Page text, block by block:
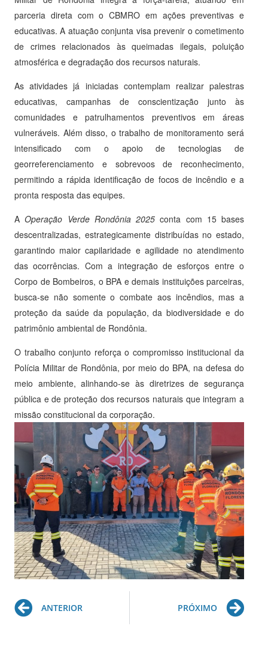
parceria direta com o CBMRO em ações preventivas e
educativas. A atuação conjunta visa prevenir o cometimento
de crimes relacionados às queimadas ilegais, poluição
atmosférica e degradação dos recursos naturais.
As atividades já iniciadas contemplam realizar palestras
educativas, campanhas de conscientização junto às
comunidades e patrulhamentos preventivos em áreas
vulneráveis. Além disso, o trabalho de monitoramento será
intensificado com o apoio de tecnologias de
georreferenciamento e sobrevoos de reconhecimento,
permitindo a rápida identificação de focos de incêndio e a
pronta resposta das equipes.
AOperação Verde Rondônia 2025 conta com 15 bases
descentralizadas, estrategicamente distribuídas no estado,
garantindo maior capilaridade e agilidade no atendimento
das ocorrências. Com a integração de esforços entre o
Corpo de Bombeiros, o BPA e demais instituições parceiras,
busca-se não somente o combate aos incêndios, mas a
proteção da saúde da população, da biodiversidade e do
patrimônio ambiental de Rondônia.
O trabalho conjunto reforça o compromisso institucional da
Polícia Militar de Rondônia, por meio do BPA, na defesa do
meio ambiente, alinhando-se às diretrizes de segurança
pública e de proteção dos recursos naturais que integram a
missão constitucional da corporação.
Prev
ANTERIOR PRÓXIMO